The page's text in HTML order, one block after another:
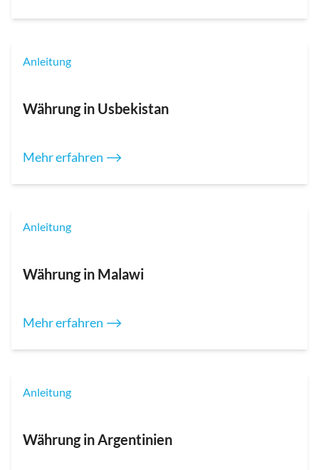
Anleitung
Währung in Usbekistan
Mehr erfahren ⟶
Anleitung
Währung in Malawi
Mehr erfahren ⟶
Anleitung
Währung in Argentinien